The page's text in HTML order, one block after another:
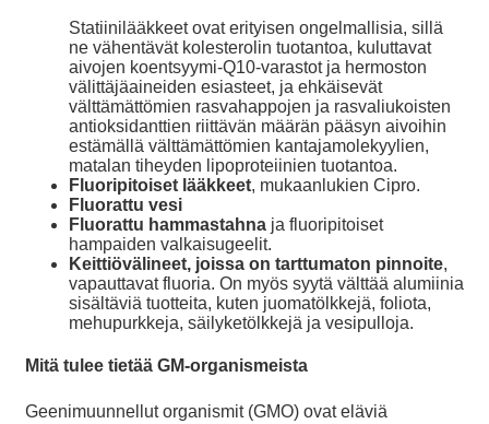
Statiinilääkkeet ovat erityisen ongelmallisia, sillä
ne vähentävät kolesterolin tuotantoa, kuluttavat
aivojen koentsyymi-Q10-varastot ja hermoston
välittäjäaineiden esiasteet, ja ehkäisevät
välttämättömien rasvahappojen ja rasvaliukoisten
antioksidanttien riittävän määrän pääsyn aivoihin
estämällä välttämättömien kantajamolekyylien,
matalan tiheyden lipoproteiinien tuotantoa.
Fluoripitoiset lääkkeet, mukaanlukien Cipro.
Fluorattu vesi
Fluorattu hammastahna ja fluoripitoiset
hampaiden valkaisugeelit.
Keittiövälineet, joissa on tarttumaton pinnoite,
vapauttavat fluoria. On myös syytä välttää alumiinia
sisältäviä tuotteita, kuten juomatölkkejä, foliota,
mehupurkkeja, säilyketölkkejä ja vesipulloja.
Mitä tulee tietää GM-organismeista
Geenimuunnellut organismit (GMO) ovat eläviä